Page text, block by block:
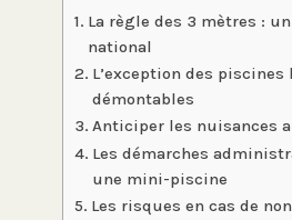
La règle des 3 mètres :
national
L’exception des
démontables
Anticiper les nuisances
Les démarches
une mini-piscine
Les risques en cas de